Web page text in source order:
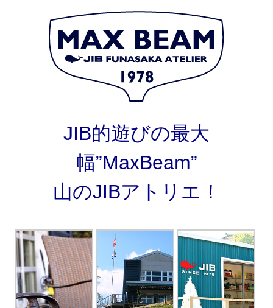
JIB的遊びの最大
幅”MaxBeam”
山のJIBアトリエ！